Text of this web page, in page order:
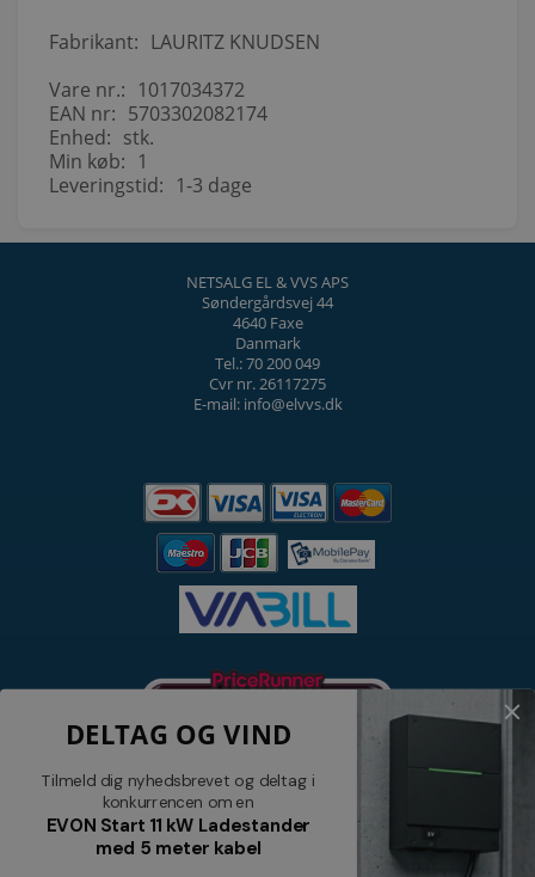
Fabrikant: LAURITZ KNUDSEN
Vare nr.: 1017034372
EAN nr: 5703302082174
Enhed: stk.
Min køb: 1
Leveringstid: 1-3 dage
NETSALG EL & VVS APS
Søndergårdsvej 44
4640 Faxe
Danmark
Tel.: 70 200 049
Cvr nr. 26117275
E-mail: info@elvvs.dk
DELTAG OG VIND
Tilmeld dig nyhedsbrevet og deltag i
konkurrencen om en
EVON Start 11 kW Ladestander
med 5 meter kabel